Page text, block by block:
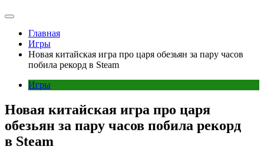
Главная
Игры
Новая китайская игра про царя обезьян за пару часов
побила рекорд в Steam
Игры
Новая китайская игра про царя
обезьян за пару часов побила рекорд
в Steam